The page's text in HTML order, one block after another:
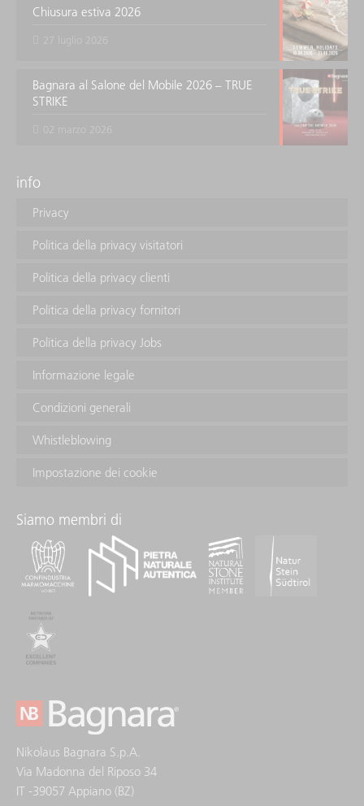
Chiusura estiva 2026
Bagnara al Salone del Mobile 2026 – TRUE
STRIKE
info
Privacy
Politica della privacy visitatori
Politica della privacy clienti
Politica della privacy fornitori
Politica della privacy Jobs
Informazione legale
Condizioni generali
Whistleblowing
Impostazione dei cookie
Siamo membri di
Nikolaus Bagnara S.p.A.
Via Madonna del Riposo 34
IT -39057 Appiano (BZ)